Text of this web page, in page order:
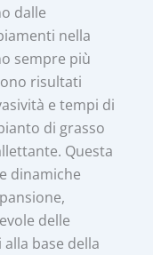
dalle
nella
sempre più
risultati
e tempi di
di grasso
Questa
dinamiche
delle
base della